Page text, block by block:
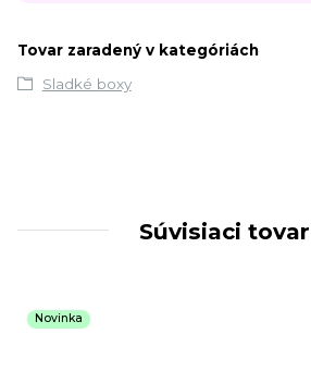
Tovar zaradený v kategóriách
Sladké boxy
Súvisiaci tovar
Novinka